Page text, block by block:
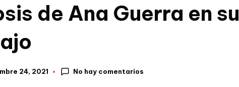
de Ana Guerra en su
24, 2021 No hay comentarios